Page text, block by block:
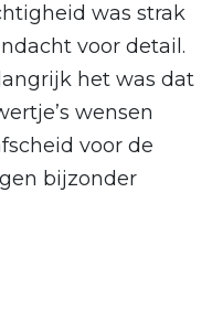
was strak
voor detail.
het was dat
wensen
voor de
bijzonder